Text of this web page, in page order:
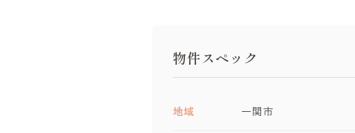
物件スペック
地域 一関市